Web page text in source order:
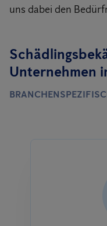
uns dabei den
Unternehmen